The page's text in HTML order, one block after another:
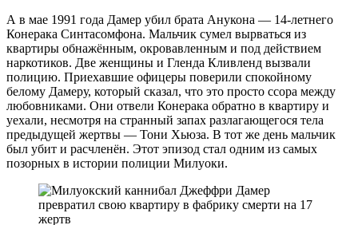
А в мае 1991 года Дамер убил брата Анукона — 14-летнего
Конерака Синтасомфона. Мальчик сумел вырваться из
квартиры обнажённым, окровавленным и под действием
наркотиков. Две женщины и Гленда Кливленд вызвали
полицию. Приехавшие офицеры поверили спокойному
белому Дамеру, который сказал, что это просто ссора между
любовниками. Они отвели Конерака обратно в квартиру и
уехали, несмотря на странный запах разлагающегося тела
предыдущей жертвы — Тони Хьюза. В тот же день мальчик
был убит и расчленён. Этот эпизод стал одним из самых
позорных в истории полиции Милуоки.